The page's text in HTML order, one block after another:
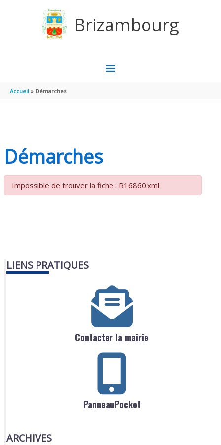
Brizambourg
MENU
Accueil Démarches
Démarches
Impossible de trouver la fiche : R16860.xml
LIENS PRATIQUES
Contacter la mairie
PanneauPocket
ARCHIVES